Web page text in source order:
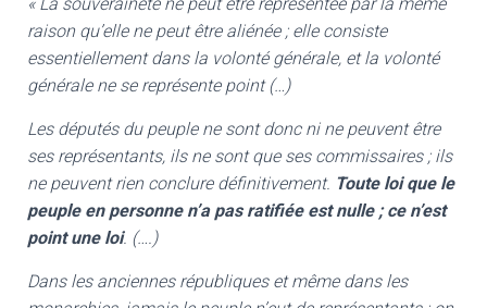
raison qu’elle ne peut être aliénée ; elle consiste
essentiellement dans la volonté générale, et la volonté
générale ne se représente point (…)
Les députés du peuple ne sont donc ni ne peuvent être
ses représentants, ils ne sont que ses commissaires ; ils
ne peuvent rien conclure définitivement. Toute loi que le
peuple en personne n’a pas ratifiée est nulle ; ce n’est
point une loi. (….)
Dans les anciennes républiques et même dans les